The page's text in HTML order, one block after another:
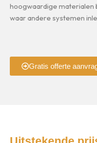
hoogwaardige materialen
waar andere systemen
Gratis offerte